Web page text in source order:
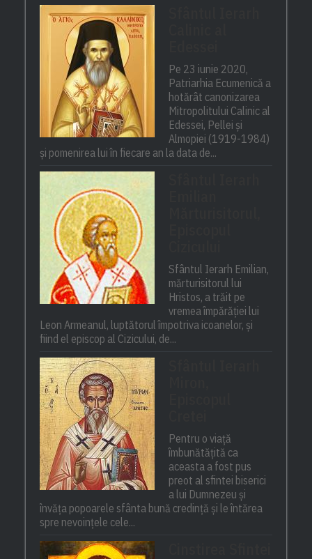
Pe 23 iunie 2020,
Patriarhia Ecumenică a
hotărât canonizarea
Mitropolitului Calinic al
Edessei, Pellei și
Almopiei (1919-1984)
și pomenirea lui în fiecare an la data de...
Sfântul Ierarh Emilian,
mărturisitorul lui
Hristos, a trăit pe
vremea împărăției lui
Leon Armeanul, luptătorul împotriva icoanelor, și
fiind el episcop al Cizicului, de...
Pentru o viață
îmbunătățită ca
aceasta a fost pus
preot al sfintei biserici
a lui Dumnezeu și
învăța popoarele sfânta bună credință și le întărea
spre nevoințele cele...